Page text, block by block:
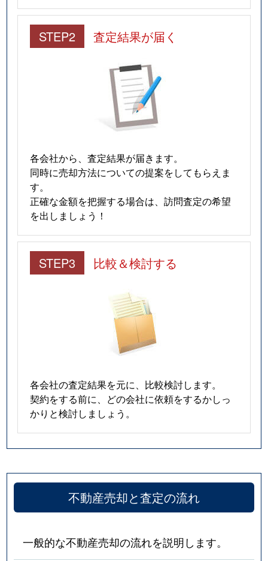
STEP2 査定結果が届く
各会社から、査定結果が届きます。
同時に売却方法についての提案をしてもらえま
す。
正確な金額を把握する場合は、訪問査定の希望
を出しましょう！
STEP3 比較＆検討する
各会社の査定結果を元に、比較検討します。
契約をする前に、どの会社に依頼をするかしっ
かりと検討しましょう。
不動産売却と査定の流れ
一般的な不動産売却の流れを説明します。